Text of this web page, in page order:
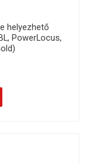
helyezhető
PowerLocus,